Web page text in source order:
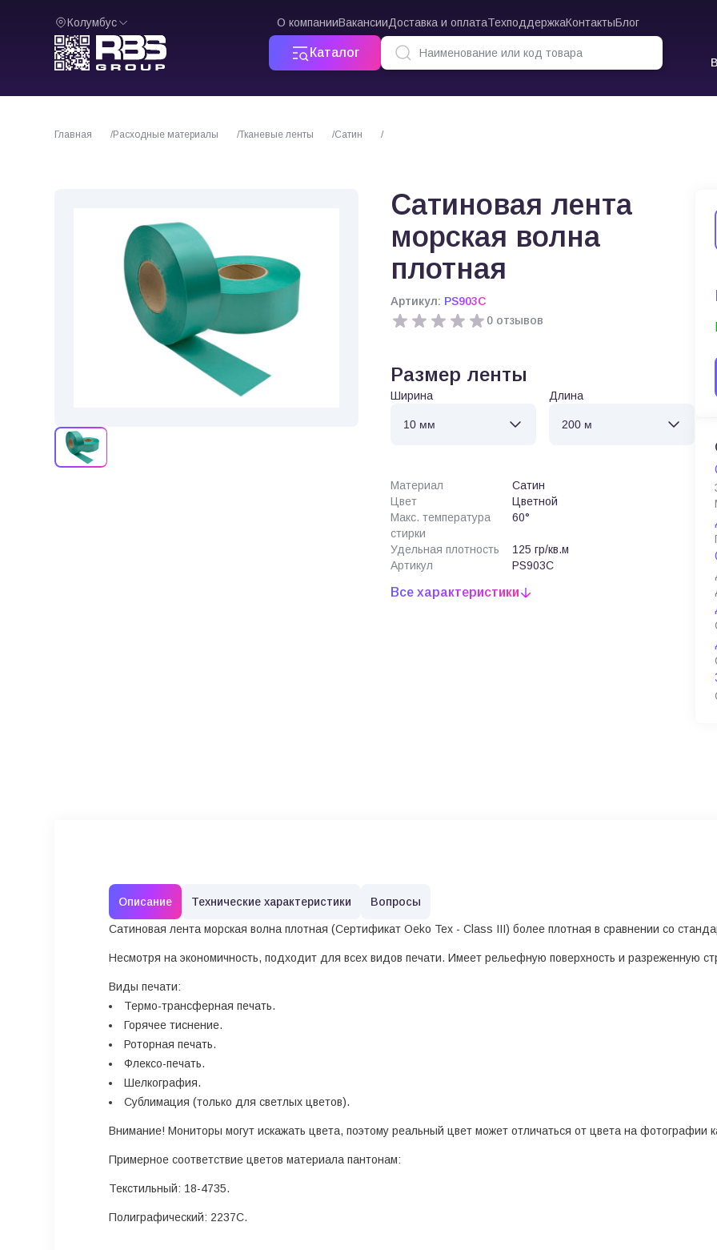
Колумбус О компанииВакансииДоставка и оплатаТехподдержкаКонтактыБлог
Каталог
Главная Расходные материалы Тканевые ленты Сатин Сатиновая лента морская волна плотная
Сатиновая лента
морская волна
плотная
Артикул: PS903C
0 отзывов
Размер ленты
Ширина Длина
Материал
Сатин
Цвет
Цветной
Макс. температура
стирки
60°
Удельная плотность
125 гр/кв.м
Артикул
PS903C
Все характеристики
Описание Технические характеристики Вопросы
Сатиновая лента морская волна плотная (Сертификат Oeko Tex - Class III) более плотная в сравнении со
Несмотря на экономичность, подходит для всех видов печати. Имеет рельефную поверхность и разреженную
Виды печати:
Термо-трансферная печать.
Горячее тиснение.
Роторная печать.
Флексо-печать.
Шелкография.
Сублимация (только для светлых цветов).
Внимание! Мониторы могут искажать цвета, поэтому реальный цвет может отличаться от цвета на фотографии
Примерное соответствие цветов материала пантонам:
Текстильный: 18-4735.
Полиграфический: 2237С.